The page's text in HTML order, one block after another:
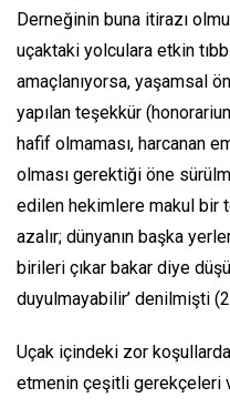
Derneğinin buna itirazı
uçaktaki yolculara etkin
amaçlanıyorsa, yaşamsal
yapılan teşekkür
hafif olmaması, harcanan
olması gerektiği öne
edilen hekimlere makul bir
azalır; dünyanın başka
birileri çıkar bakar diye
duyulmayabilir’ denilmişti
Uçak içindeki zor
etmenin çeşitli gerekçeleri